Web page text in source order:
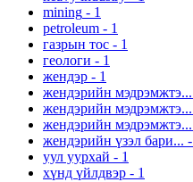
mining - 1
petroleum - 1
газрын тос - 1
геологи - 1
жендэр - 1
жендэрийн мэдрэмжтэ...
жендэрийн мэдрэмжтэ...
жендэрийн мэдрэмжтэ...
жендэрийн үзэл бари... -
уул уурхай - 1
хүнд үйлдвэр - 1